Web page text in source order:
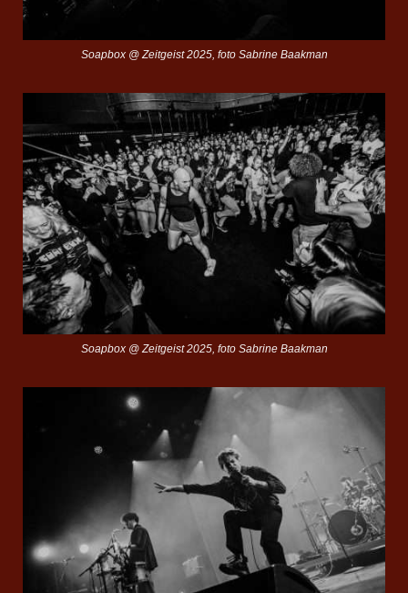
Soapbox @ Zeitgeist 2025, foto Sabrine Baakman
Soapbox @ Zeitgeist 2025, foto Sabrine Baakman